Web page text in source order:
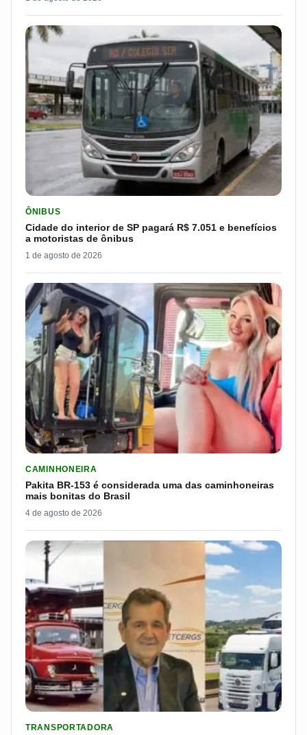
ÔNIBUS
Cidade do interior de SP pagará R$ 7.051 e benefícios
a motoristas de ônibus
1 de agosto de 2026
CAMINHONEIRA
Pakita BR-153 é considerada uma das caminhoneiras
mais bonitas do Brasil
4 de agosto de 2026
TRANSPORTADORA